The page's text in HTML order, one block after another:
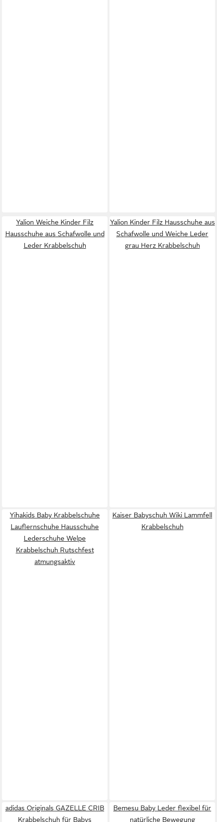
Yalion Weiche Kinder Filz
Hausschuhe aus Schafwolle und
Leder Krabbelschuh
Yalion Kinder Filz Hausschuhe aus
Schafwolle und Weiche Leder
grau Herz Krabbelschuh
Yihakids Baby Krabbelschuhe
Lauflernschuhe Hausschuhe
Lederschuhe Welpe
Krabbelschuh Rutschfest
atmungsaktiv
Kaiser Babyschuh Wiki Lammfell
Krabbelschuh
adidas Originals GAZELLE CRIB
Krabbelschuh für Babys
Bemesu Baby Leder flexibel für
natürliche Bewegung